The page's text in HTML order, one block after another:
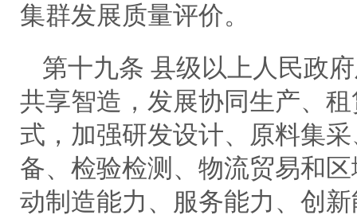
集群发展质量评价。
第十九条 县级以上人民政
共享智造，发展协同生产、
式，加强研发设计、原料集
备、检验检测、物流贸易和
动制造能力、服务能力、创